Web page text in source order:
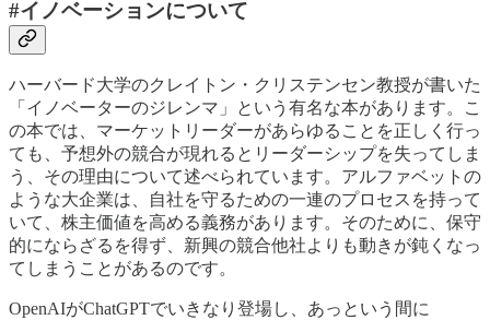
#イノベーションについて
ハーバード大学のクレイトン・クリステンセン教授が書いた
「イノベーターのジレンマ」という有名な本があります。こ
の本では、マーケットリーダーがあらゆることを正しく行っ
ても、予想外の競合が現れるとリーダーシップを失ってしま
う、その理由について述べられています。アルファベットの
ような大企業は、自社を守るための一連のプロセスを持って
いて、株主価値を高める義務があります。そのために、保守
的にならざるを得ず、新興の競合他社よりも動きが鈍くなっ
てしまうことがあるのです。
OpenAIがChatGPTでいきなり登場し、あっという間に